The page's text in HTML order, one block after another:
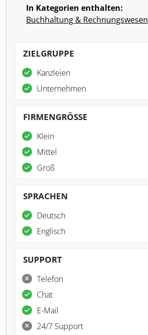
In Kategorien enthalten:
Buchhaltung & Rechnungswesen
ZIELGRUPPE
Kanzleien
Unternehmen
FIRMENGRÖSSE
Klein
Mittel
Groß
SPRACHEN
Deutsch
Englisch
SUPPORT
Telefon
Chat
E-Mail
24/7 Support